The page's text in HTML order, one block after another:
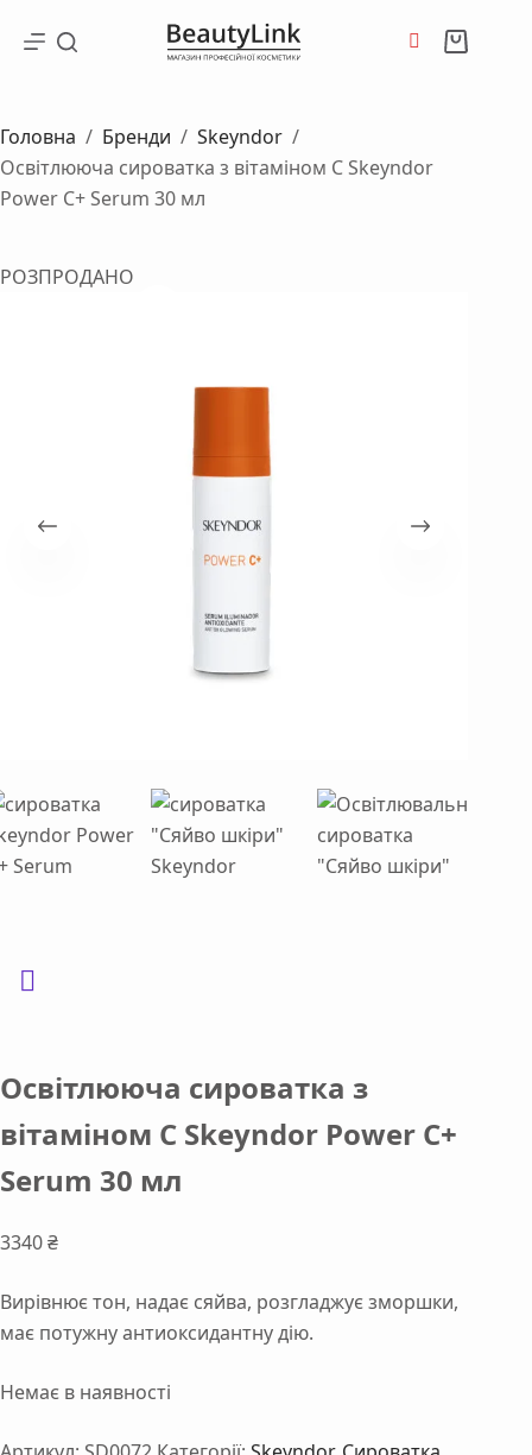
Кошик
Головна / Бренди / Skeyndor /
Освітлююча сироватка з вітаміном С Skeyndor
Power C+ Serum 30 мл
РОЗПРОДАНО
Освітлююча сироватка з
вітаміном С Skeyndor Power C+
Serum 30 мл
3340₴
Вирівнює тон, надає сяйва, розгладжує зморшки,
має потужну антиоксидантну дію.
Немає в наявності